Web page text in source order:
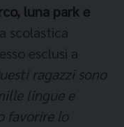
luna park e
scolastica
esclusi a
ragazzi sono
lingue e
favorire lo